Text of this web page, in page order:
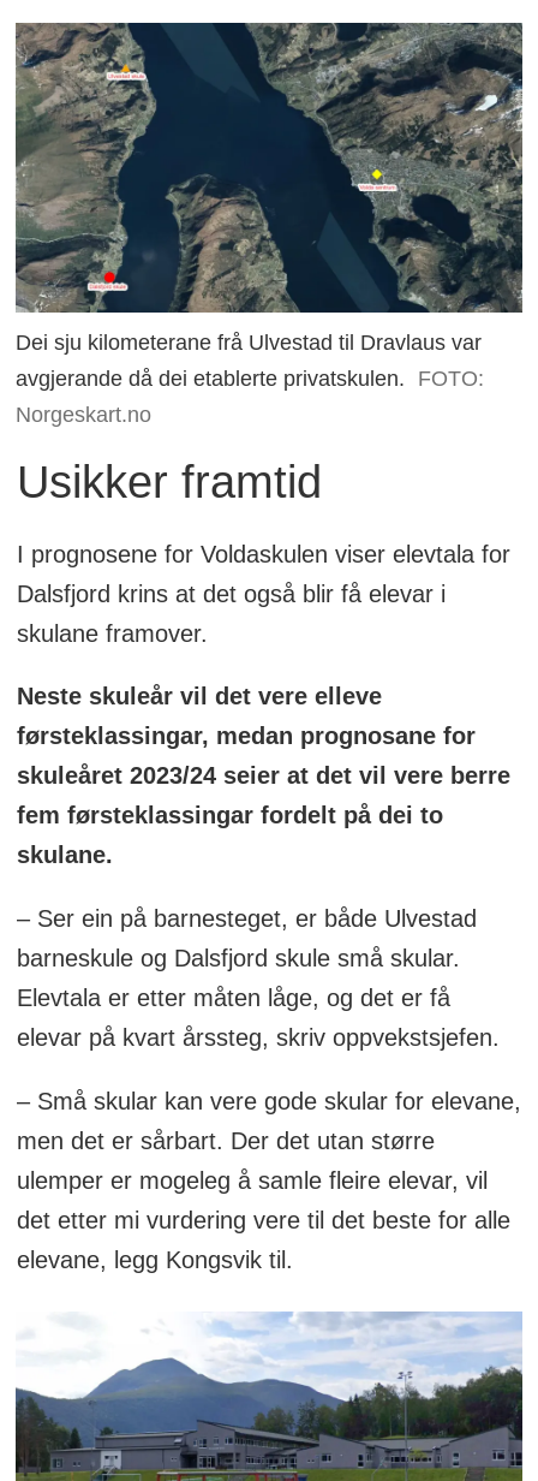
Dei sju kilometerane frå Ulvestad til Dravlaus var
avgjerande då dei etablerte privatskulen.
FOTO:
Norgeskart.no
Usikker framtid
I prognosene for Voldaskulen viser elevtala for
Dalsfjord krins at det også blir få elevar i
skulane framover.
Neste skuleår vil det vere elleve
førsteklassingar, medan prognosane for
skuleåret 2023/24 seier at det vil vere berre
fem førsteklassingar fordelt på dei to
skulane.
– Ser ein på barnesteget, er både Ulvestad
barneskule og Dalsfjord skule små skular.
Elevtala er etter måten låge, og det er få
elevar på kvart årssteg, skriv oppvekstsjefen.
– Små skular kan vere gode skular for elevane,
men det er sårbart. Der det utan større
ulemper er mogeleg å samle fleire elevar, vil
det etter mi vurdering vere til det beste for alle
elevane, legg Kongsvik til.